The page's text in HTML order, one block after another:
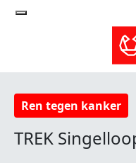
Ren tegen kanker
TREK